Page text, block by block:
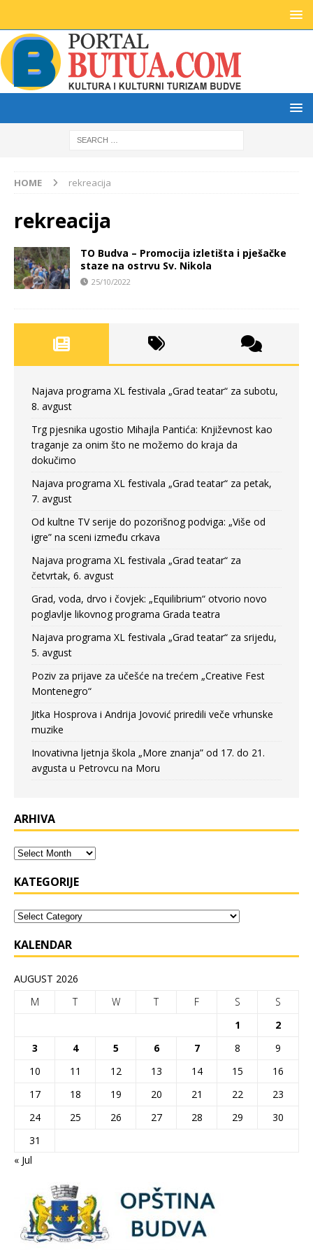
HOME rekreacija
rekreacija
TO Budva – Promocija izletišta i pješačke
staze na ostrvu Sv. Nikola
25/10/2022
Najava programa XL festivala „Grad teatar“ za subotu,
8. avgust
Trg pjesnika ugostio Mihajla Pantića: Književnost kao
traganje za onim što ne možemo do kraja da
dokučimo
Najava programa XL festivala „Grad teatar“ za petak,
7. avgust
Od kultne TV serije do pozorišnog podviga: „Više od
igre” na sceni između crkava
Najava programa XL festivala „Grad teatar“ za
četvrtak, 6. avgust
Grad, voda, drvo i čovjek: „Equilibrium“ otvorio novo
poglavlje likovnog programa Grada teatra
Najava programa XL festivala „Grad teatar“ za srijedu,
5. avgust
Poziv za prijave za učešće na trećem „Creative Fest
Montenegro“
Jitka Hosprova i Andrija Jovović priredili veče vrhunske
muzike
Inovativna ljetnja škola „More znanja” od 17. do 21.
avgusta u Petrovcu na Moru
ARHIVA
KATEGORIJE
KALENDAR
AUGUST 2026
M
T W T F S
S
1
2
3
4 5 6 7 8
9
10
11 12 13 14 15
16
17
18 19 20 21 22
23
24
25 26 27 28 29
30
31
« Jul